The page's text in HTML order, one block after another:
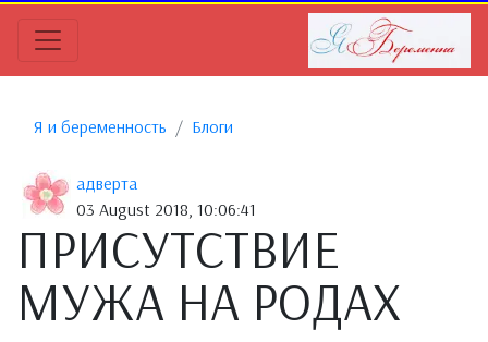
Я и беременность Блоги
адверта
03 August 2018, 10:06:41
ПРИСУТСТВИЕ
МУЖА НА РОДАХ